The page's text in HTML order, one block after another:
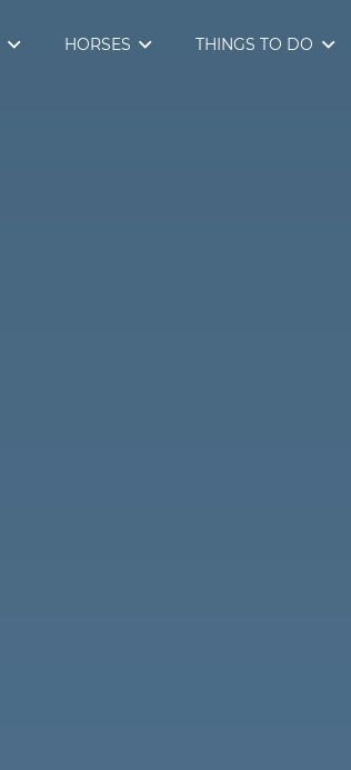
HORSES THINGS TO DO